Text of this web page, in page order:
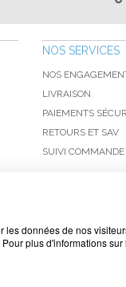
NOS SERVICES
NOS
LIVRAISON
PAIEMENTS
RETOURS ET SAV
SUIVI COMMANDE
données de nos
plus d'informations